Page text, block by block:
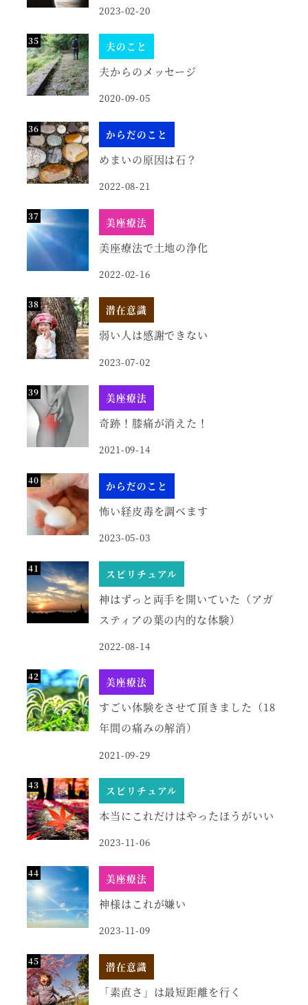
2023-02-20
夫のこと
夫からのメッセージ
2020-09-05
からだのこと
めまいの原因は石？
2022-08-21
美座療法
美座療法で土地の浄化
2022-02-16
潜在意識
弱い人は感謝できない
2023-07-02
美座療法
奇跡！膝痛が消えた！
2021-09-14
からだのこと
怖い経皮毒を調べます
2023-05-03
スピリチュアル
神はずっと両手を開いていた（アガ
スティアの葉の内的な体験）
2022-08-14
美座療法
すごい体験をさせて頂きました（18
年間の痛みの解消）
2021-09-29
スピリチュアル
本当にこれだけはやったほうがいい
2023-11-06
美座療法
神様はこれが嫌い
2023-11-09
潜在意識
「素直さ」は最短距離を行く